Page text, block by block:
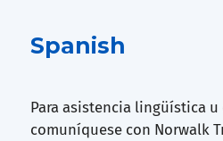
Spanish
Para asistencia lingüística
comuníquese con Norwalk